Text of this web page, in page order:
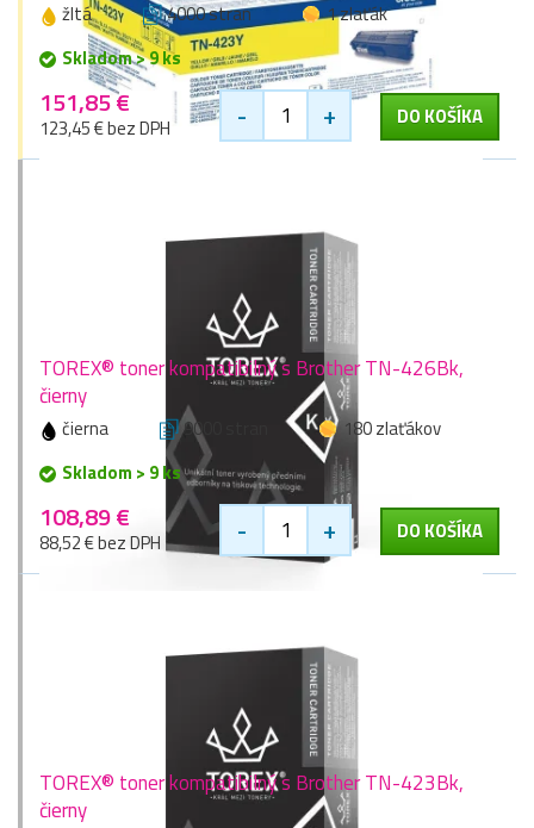
žltá 4000 stran
1 zlaťák
Skladom > 9 ks
151,85 €
123,45 € bez DPH - + DO KOŠÍKA
TOREX® toner kompatibilný s Brother TN-426Bk,
čierny
čierna 9000 stran
180 zlaťákov
Skladom > 9 ks
108,89 €
88,52 € bez DPH - + DO KOŠÍKA
TOREX® toner kompatibilný s Brother TN-423Bk,
čierny